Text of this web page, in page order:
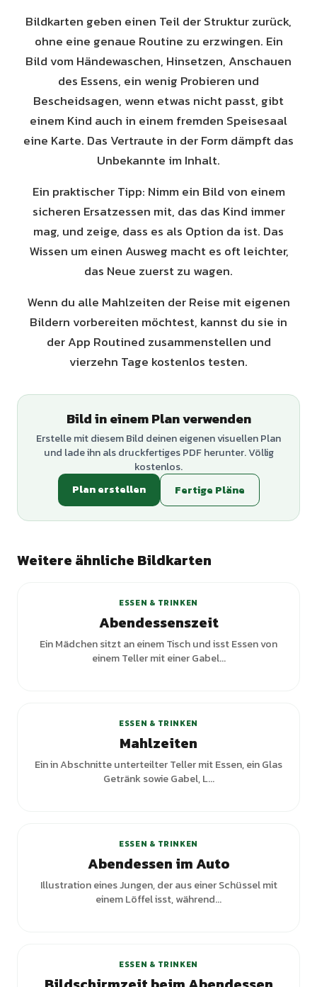
Bildkarten geben einen Teil der Struktur zurück,
ohne eine genaue Routine zu erzwingen. Ein
Bild vom Händewaschen, Hinsetzen, Anschauen
des Essens, ein wenig Probieren und
Bescheidsagen, wenn etwas nicht passt, gibt
einem Kind auch in einem fremden Speisesaal
eine Karte. Das Vertraute in der Form dämpft das
Unbekannte im Inhalt.
Ein praktischer Tipp: Nimm ein Bild von einem
sicheren Ersatzessen mit, das das Kind immer
mag, und zeige, dass es als Option da ist. Das
Wissen um einen Ausweg macht es oft leichter,
das Neue zuerst zu wagen.
Wenn du alle Mahlzeiten der Reise mit eigenen
Bildern vorbereiten möchtest, kannst du sie in
der App Routined zusammenstellen und
vierzehn Tage kostenlos testen.
Bild in einem Plan verwenden
Erstelle mit diesem Bild deinen eigenen visuellen Plan
und lade ihn als druckfertiges PDF herunter. Völlig
kostenlos.
Plan erstellen
Fertige Pläne
Weitere ähnliche Bildkarten
ESSEN & TRINKEN
Abendessenszeit
Ein Mädchen sitzt an einem Tisch und isst Essen von
einem Teller mit einer Gabel...
ESSEN & TRINKEN
Mahlzeiten
Ein in Abschnitte unterteilter Teller mit Essen, ein Glas
Getränk sowie Gabel, L...
ESSEN & TRINKEN
Abendessen im Auto
Illustration eines Jungen, der aus einer Schüssel mit
einem Löffel isst, während...
ESSEN & TRINKEN